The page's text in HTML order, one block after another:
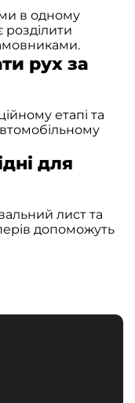
в одному
розділити
рух за
етапі та
для
лист та
допоможуть